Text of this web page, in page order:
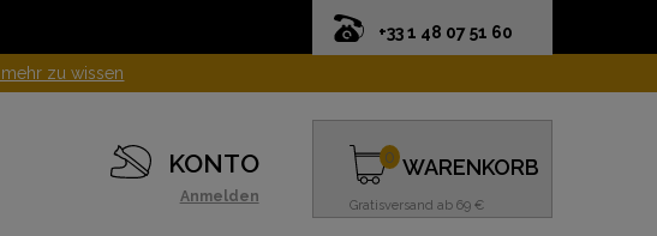
+33 1 48 07 51 60
zu wissen
KONTO
Anmelden
WARENKORB
Gratisversand ab 69 €
0